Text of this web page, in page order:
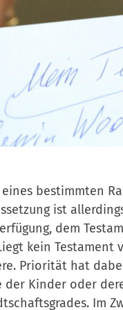
bestimmten
ist
dem
kein Testament
Priorität hat
Kinder oder
Im